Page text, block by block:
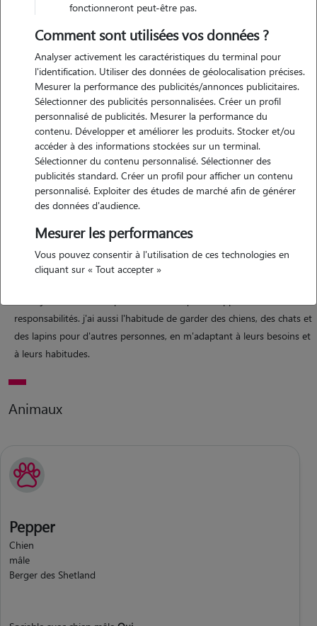
Motivation
j'ai toujours aimé les animaux et le contact avec les gens. garder des
animaux me permet d'allier ces deux passions tout en rendant
service. je suis une personne douce, patiente et attentive au bien-
être des animaux. leur apporter de l'attention, des soins et de
l'affection est quelque chose qui me tient vraiment à coeur, et je le
fais toujours avec sérieux et plaisir.
Expérience
j'ai grandi entourée d'animaux. j'ai eu un chat et j'ai actuellement un
responsabilités. j'ai aussi l'habitude de garder des chiens, des chats et
des lapins pour d'autres personnes, en m'adaptant à leurs besoins et
à leurs habitudes.
Animaux
Pepper
Chien
mâle
Berger des Shetland
fonctionneront peut-être pas.
Comment sont utilisées vos données ?
Analyser activement les caractéristiques du terminal pour
l'identification. Utiliser des données de géolocalisation précises.
Mesurer la performance des publicités/annonces publicitaires.
Sélectionner des publicités personnalisées. Créer un profil
personnalisé de publicités. Mesurer la performance du
contenu. Développer et améliorer les produits. Stocker et/ou
accéder à des informations stockées sur un terminal.
Sélectionner du contenu personnalisé. Sélectionner des
publicités standard. Créer un profil pour afficher un contenu
personnalisé. Exploiter des études de marché afin de générer
des données d'audience.
Mesurer les performances
Vous pouvez consentir à l'utilisation de ces technologies en
cliquant sur « Tout accepter »